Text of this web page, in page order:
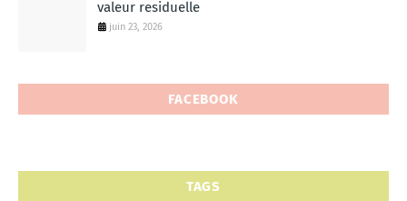
valeur residuelle
juin 23, 2026
FACEBOOK
TAGS